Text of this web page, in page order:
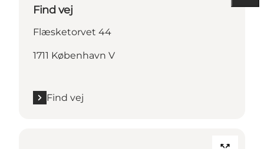
Find vej
Flæsketorvet 44
1711 København V
Find vej